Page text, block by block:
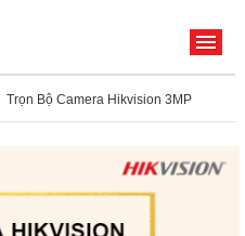
Trọn Bộ Camera Hikvision 3MP